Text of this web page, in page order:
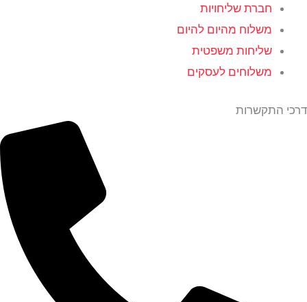
חברת שליחויות
משלוח מהיום להיום
שליחות משפטית
משלוחים לעסקים
דרכי התקשרות